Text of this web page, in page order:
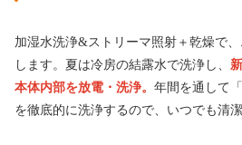
加湿水洗浄&ストリーマ照射＋乾燥で
します。夏は冷房の結露水で洗浄し、
本体内部を放電・洗浄。 年間を通して
を徹底的に洗浄するので、いつでも清